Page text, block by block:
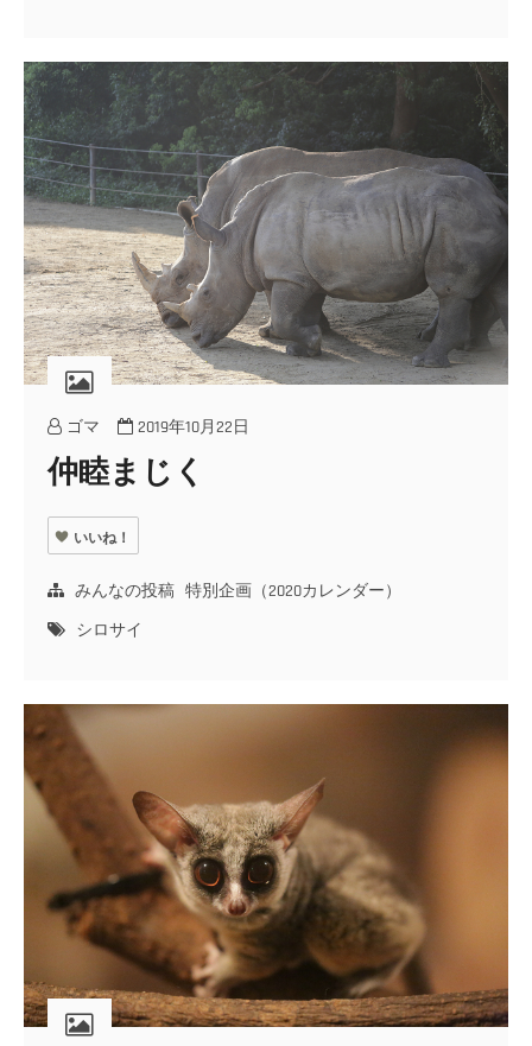
ゴマ 2019年10月22日
仲睦まじく
いいね！
みんなの投稿 特別企画（2020カレンダー）
シロサイ